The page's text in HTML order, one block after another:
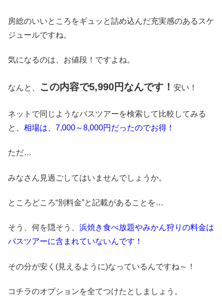
房総のいいところをギュッと詰め込んだ充実感のあるスケ
ジュールですね。
気になるのは、お値段！ですよね。
なんと、 この内容で5,990円なんです！ 安い！
ネットで同じようなバスツアーを検索して比較してみる
と、 相場は、7,000～8,000円だったのでお得！
ただ…
みなさん見過ごしてはいませんでしょうか。
ところどころ“別料金”と記載があることを…
そう、何を隠そう、 浜焼き食べ放題やみかん狩りの料金は
バスツアーに含まれていないんです！
その分が安く(見えるように)なっているんですね～！
コチラのオプションを全てつけたとしましょう。